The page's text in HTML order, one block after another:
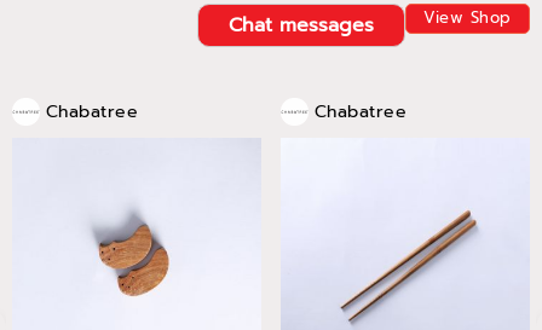
View Shop
Chat messages
Chabatree Chabatree